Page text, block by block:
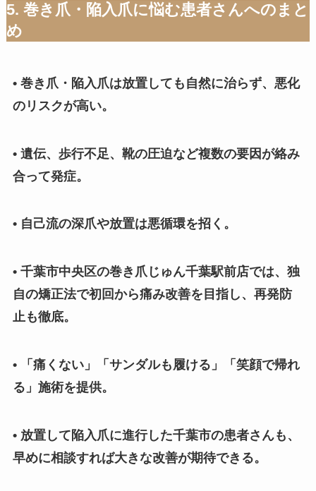
5. 巻き爪・陥入爪に悩む患者さんへのまと
め
• 巻き爪・陥入爪は放置しても自然に治らず、悪化
のリスクが高い。
• 遺伝、歩行不足、靴の圧迫など複数の要因が絡み
合って発症。
• 自己流の深爪や放置は悪循環を招く。
• 千葉市中央区の巻き爪じゅん千葉駅前店では、独
自の矯正法で初回から痛み改善を目指し、再発防
止も徹底。
• 「痛くない」「サンダルも履ける」「笑顔で帰れ
る」施術を提供。
• 放置して陥入爪に進行した千葉市の患者さんも、
早めに相談すれば大きな改善が期待できる。